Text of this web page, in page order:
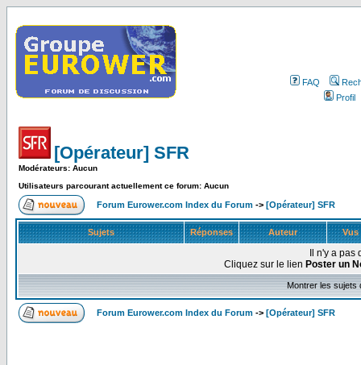
FAQ
Profil
[Opérateur] SFR
Modérateurs: Aucun
Utilisateurs parcourant actuellement ce forum: Aucun
Forum Eurower.com Index du Forum -> [Opérateur] SFR
Sujets Réponses Auteur Vus
Il n'y a
Cliquez sur le lien Poster un
Montrer les sujets
Forum Eurower.com Index du Forum -> [Opérateur] SFR